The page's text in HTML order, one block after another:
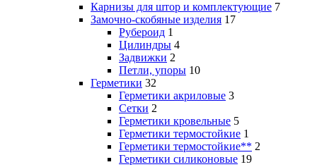
Карнизы для штор и комплектующие 7
Замочно-скобяные изделия 17
Рубероид 1
Цилиндры 4
Задвижки 2
Петли, упоры 10
Герметики 32
Герметики акриловые 3
Сетки 2
Герметики кровельные 5
Герметики термостойкие 1
Герметики термостойкие** 2
Герметики силиконовые 19